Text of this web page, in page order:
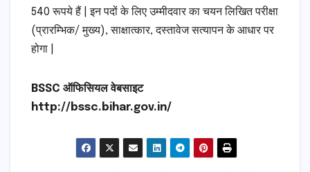
540 रूपये हैं | इन पदों के लिए उम्मीदवार का चयन लिखित परीक्षा
(प्रारम्भिक/ मुख्य), साक्षात्कार, दस्तावेज सत्यापन के आधार पर
होगा |
BSSC ऑफिसियल वेबसाइट
http://bssc.bihar.gov.in/